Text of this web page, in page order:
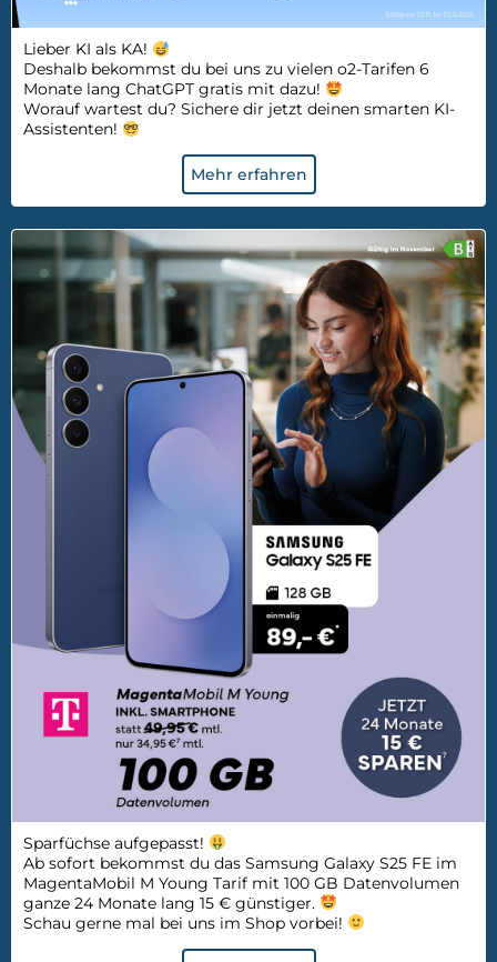
Lieber KI als KA!
Deshalb bekommst du bei uns zu vielen o2-Tarifen 6
Monate lang ChatGPT gratis mit dazu!
Worauf wartest du? Sichere dir jetzt deinen smarten KI-
Assistenten!
Mehr erfahren
Sparfüchse aufgepasst!
Ab sofort bekommst du das Samsung Galaxy S25 FE im
MagentaMobil M Young Tarif mit 100 GB Datenvolumen
ganze 24 Monate lang 15 € günstiger.
Schau gerne mal bei uns im Shop vorbei!